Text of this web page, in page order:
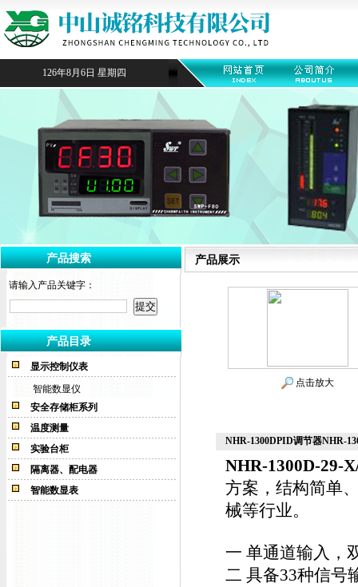
126年8月6日 星期四
产品搜索
请输入产品关键字：
产品目录
显示控制仪表
智能数显仪
安全存储柜系列
温度测量
实验台柜
隔离器、配电器
智能数显表
产品展示
点击放大
NHR-1300DPID调节器NHR-
NHR-1300D-29-
方案，结构简单
械等行业。
一 单通道输入，
二 具备33种信号